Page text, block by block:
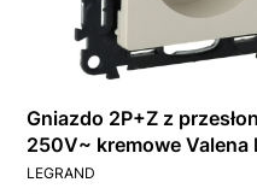
Gniazdo 2P+Z z
250V~ kremowe Valena
753280
PRODUCENT
LEGRAND